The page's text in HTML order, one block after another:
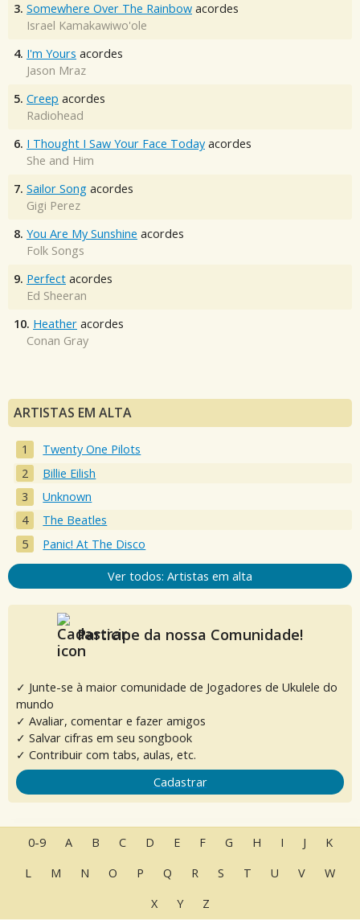
3. Somewhere Over The Rainbow acordes
Israel Kamakawiwo'ole
4. I'm Yours acordes
Jason Mraz
5. Creep acordes
Radiohead
6. I Thought I Saw Your Face Today acordes
She and Him
7. Sailor Song acordes
Gigi Perez
8. You Are My Sunshine acordes
Folk Songs
9. Perfect acordes
Ed Sheeran
10. Heather acordes
Conan Gray
ARTISTAS EM ALTA
Twenty One Pilots
Billie Eilish
Unknown
The Beatles
Panic! At The Disco
Ver todos: Artistas em alta
Participe da nossa Comunidade!
✓ Junte-se à maior comunidade de Jogadores de Ukulele do
mundo
✓ Avaliar, comentar e fazer amigos
✓ Salvar cifras em seu songbook
✓ Contribuir com tabs, aulas, etc.
Cadastrar
0-9 A B C D E F G H I J
K
L
M N O P Q R S T U V
W
X
Y Z